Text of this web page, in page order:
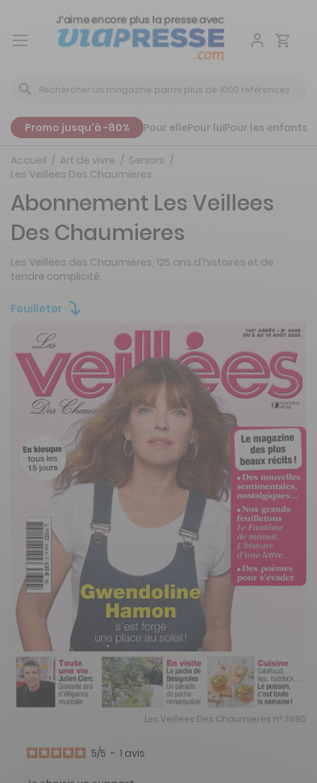
Aller
Promo jusqu'à -80% Pour ellePour luiPour les enfants
Accueil Art de vivre
Seniors
Les Veillees Des Chaumieres
Feuilleter
Les Veillees Des Chaumieres n° 3680
Abonnement Les Veillees
Des Chaumieres
Les Veillées des Chaumières, 125 ans d'histoires et de
tendre complicité.
5/5 - 1 avis